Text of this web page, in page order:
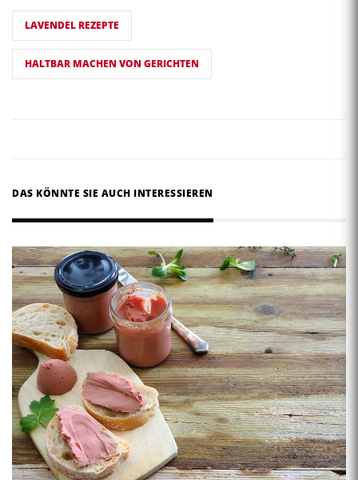
LAVENDEL REZEPTE
HALTBAR MACHEN VON GERICHTEN
DAS KÖNNTE SIE AUCH INTERESSIEREN